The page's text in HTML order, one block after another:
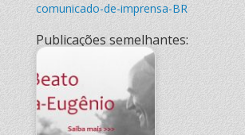
comunicado-de-imprensa-BR
Publicações semelhantes: